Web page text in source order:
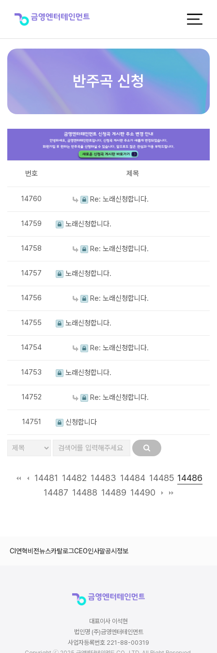
반주곡 신청
번호 제목
14760 Re: 노래신청합니다.
14759 노래신청합니다.
14758 Re: 노래신청합니다.
14757 노래신청합니다.
14756 Re: 노래신청합니다.
14755 노래신청합니다.
14754 Re: 노래신청합니다.
14753 노래신청합니다.
14752 Re: 노래신청합니다.
14751 신청합니다
14481 14482 14483 14484 14485 14486
14487 14488 14489 14490
CI 연혁비전뉴스카탈로그CEO인사말공시정보
대표이사 이석현
법인명 (주)금영엔터테인먼트
사업자등록번호 221-88-00319